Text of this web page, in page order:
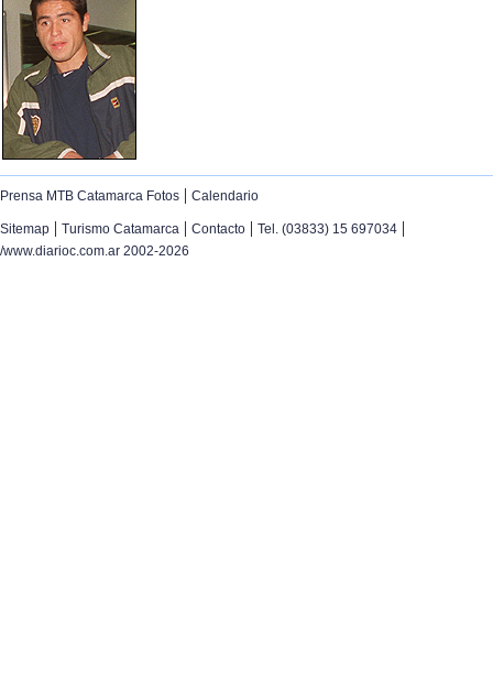
Prensa MTB Catamarca Fotos | Calendario
Sitemap | Turismo Catamarca | Contacto | Tel. (03833) 15 697034 |
/www.diarioc.com.ar 2002-2026